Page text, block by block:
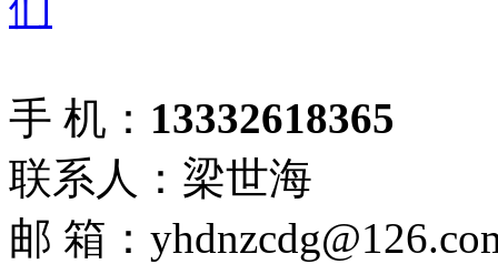
手 机： 13332618365
联系人：梁世海
邮 箱：